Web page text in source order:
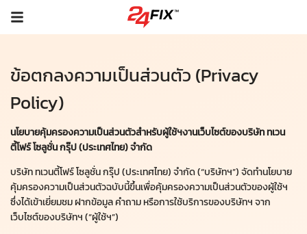
ข้อตกลงความเป็นส่วนตัว (Privacy
Policy)
นโยบายคุ้มครองความเป็นส่วนตัวสำหรับผู้ใช้ฯงานเว็บไซต์ของบริษัท ทเวน
ตี้โฟร์ โซลูชั่น กรุ๊ป (ประเทศไทย) จำกัด
บริษัท ทเวนตี้โฟร์ โซลูชั่น กรุ๊ป (ประเทศไทย) จำกัด (“บริษัทฯ”) จัดทำนโยบาย
คุ้มครองความเป็นส่วนตัวฉบับนี้ขึ้นเพื่อคุ้มครองความเป็นส่วนตัวของผู้ใช้ฯ
ซึ่งได้เข้าเยี่ยมชม ฝากข้อมูล คำถาม หรือการใช้บริการของบริษัทฯ จาก
เว็บไซต์ของบริษัทฯ (“ผู้ใช้ฯ”)